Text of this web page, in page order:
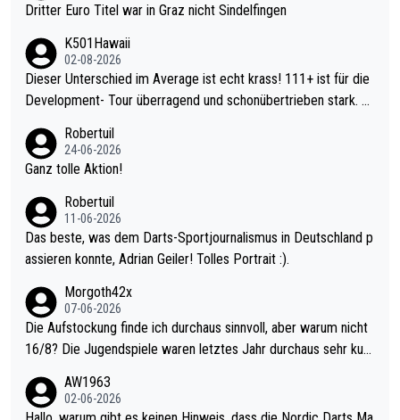
Dritter Euro Titel war in Graz nicht Sindelfingen
K501Hawaii
02-08-2026
Dieser Unterschied im Average ist echt krass! 111+ ist für die
Development- Tour überragend und schonübertrieben stark. U
mal 40+ erst recht. Da gewinnst keinen Blumentopf - ist ja noc
h krasser wie ein Pokalspiel eines Kreisligisten vs einem Bund
Robertuil
24-06-2026
Ganz tolle Aktion!
Robertuil
11-06-2026
Das beste, was dem Darts-Sportjournalismus in Deutschland p
assieren konnte, Adrian Geiler! Tolles Portrait :).
Morgoth42x
07-06-2026
Die Aufstockung finde ich durchaus sinnvoll, aber warum nicht
16/8? Die Jugendspiele waren letztes Jahr durchaus sehr kurz
Allerdings ist Mitchell Lawrie als Nummer 1 der Welt eh qualifi
ziert. Somit ändert die automatische Qualifikation des Weltmei
AW1963
02-06-2026